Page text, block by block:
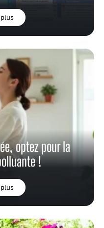
plus
optez pour la
!
plus